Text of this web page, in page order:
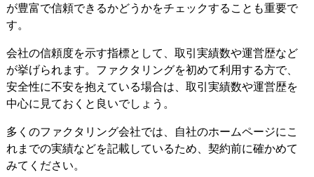
が豊富で信頼できるかどうかをチェックすることも重要で
す。
会社の信頼度を示す指標として、取引実績数や運営歴など
が挙げられます。ファクタリングを初めて利用する方で、
安全性に不安を抱えている場合は、取引実績数や運営歴を
中心に見ておくと良いでしょう。
多くのファクタリング会社では、自社のホームページにこ
れまでの実績などを記載しているため、契約前に確かめて
みてください。